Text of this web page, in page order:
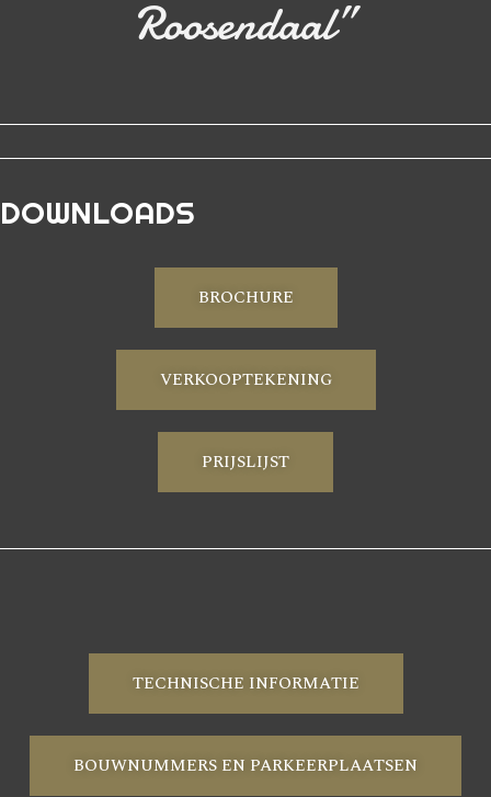
Roosendaal”
DOWNLOADS
BROCHURE
VERKOOPTEKENING
PRIJSLIJST
TECHNISCHE INFORMATIE
BOUWNUMMERS EN PARKEERPLAATSEN